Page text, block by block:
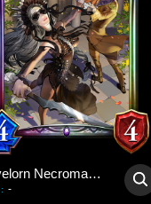
Lovelorn Necromancer
: -